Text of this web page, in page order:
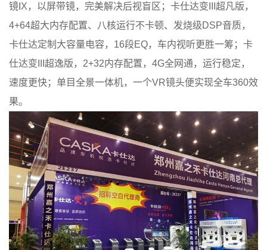
镜IX，以屏带镜，完美解决后视盲区；卡仕达变III超凡版，
4+64超大内存配置、八核运行不卡顿、发烧级DSP音质，
卡仕达定制大容量电容，16段EQ，车内视听更胜一筹；卡
仕达变III超逸版，2+32内存配置，4G全网通，运行稳定，
速度更快；单目全景一体机，一个VR镜头便实现全车360效
果。